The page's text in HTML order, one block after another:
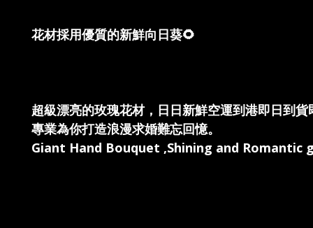
花材採用優質的新鮮向日葵🌻
超級漂亮的玫瑰花材，日日新鮮空運到港即日到貨
專業為你打造浪漫求婚難忘回憶。
Giant Hand Bouquet ,Shining and